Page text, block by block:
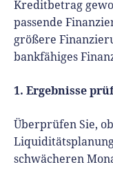
Der Rechner hilft
Ihrer
Kreditbetrag
passende
größere
bankfähiges
1. Ergebnisse
Überprüfen Sie,
schwächeren